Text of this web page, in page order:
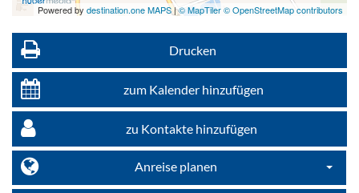
Powered by destination.one MAPS|© MapTiler © OpenStreetMap contributors
Drucken
zum Kalender hinzufügen
zu Kontakte hinzufügen
Anreise planen